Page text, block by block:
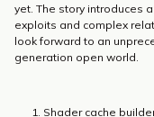
yet. The story introduces
exploits and complex
look forward to an
generation open world.
Shader cache